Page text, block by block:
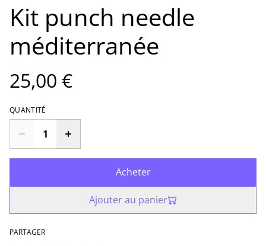
Kit punch needle
méditerranée
25,00 €
QUANTITÉ
Acheter
Ajouter au panier
PARTAGER